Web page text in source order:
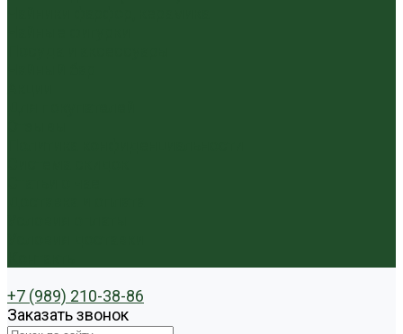
+7 (989) 210-38-86
Заказать звонок